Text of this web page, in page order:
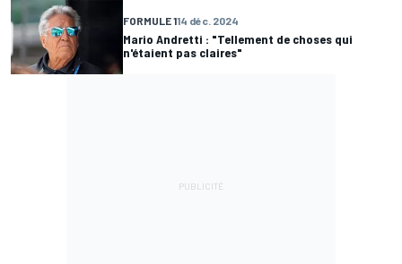
FORMULE 114 déc. 2024
Mario Andretti : "Tellement de choses qui
n'étaient pas claires"